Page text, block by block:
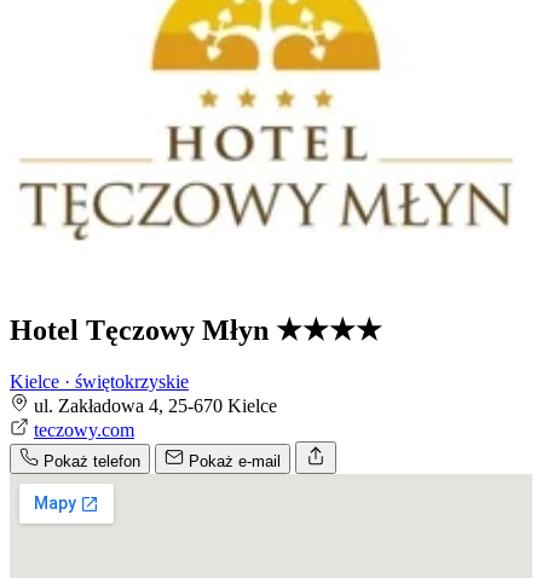
Hotel Tęczowy Młyn ★★★★
Kielce · świętokrzyskie
ul. Zakładowa 4, 25-670 Kielce
teczowy.com
Pokaż telefon Pokaż e-mail